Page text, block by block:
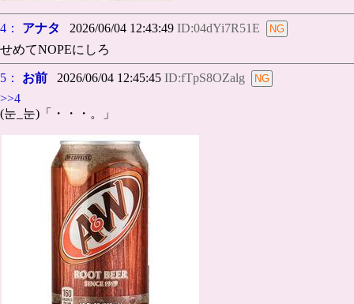
4： アナタ 2026/06/04 12:43:49 ID:04dYi7R51E
せめてNOPEにしろ
5： お前 2026/06/04 12:45:45 ID:fTpS8OZalg
>>4
(눈_눈)「・・・。」